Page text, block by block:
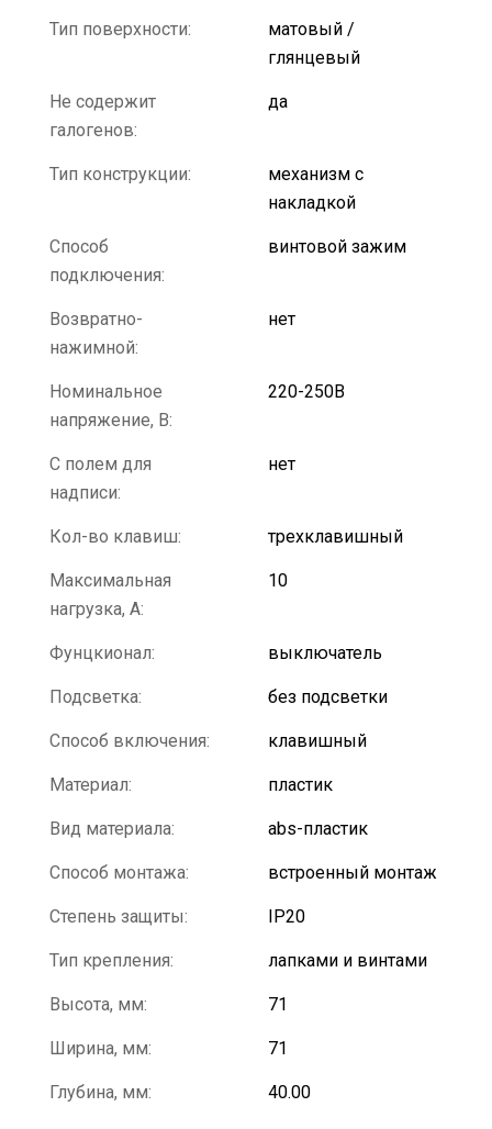
Тип поверхности:
матовый /
глянцевый
Не содержит
галогенов:
да
Тип конструкции:
механизм с
накладкой
Способ
подключения:
винтовой зажим
Возвратно-
нажимной:
нет
Номинальное
напряжение, В:
220-250В
С полем для
надписи:
нет
Кол-во клавиш: трехклавишный
Максимальная
нагрузка, А:
10
Фунцкионал: выключатель
Подсветка: без подсветки
Способ включения: клавишный
Материал: пластик
Вид материала: abs-пластик
Способ монтажа: встроенный монтаж
Степень защиты: IP20
Тип крепления: лапками и винтами
Высота, мм: 71
Ширина, мм: 71
Глубина, мм: 40.00